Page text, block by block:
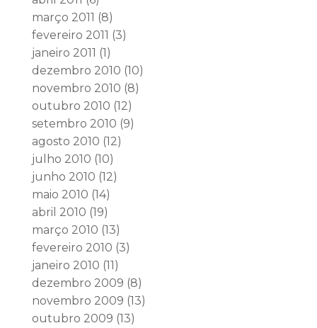
março 2011 (8)
fevereiro 2011 (3)
janeiro 2011 (1)
dezembro 2010 (10)
novembro 2010 (8)
outubro 2010 (12)
setembro 2010 (9)
agosto 2010 (12)
julho 2010 (10)
junho 2010 (12)
maio 2010 (14)
abril 2010 (19)
março 2010 (13)
fevereiro 2010 (3)
janeiro 2010 (11)
dezembro 2009 (8)
novembro 2009 (13)
outubro 2009 (13)